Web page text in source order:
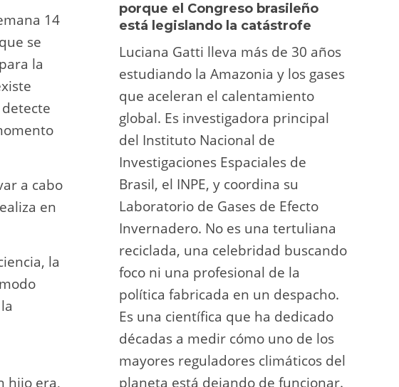
14
se
la
a cabo
en
la
hijo era,
porque el Congreso brasileño
está legislando la catástrofe
Luciana Gatti lleva más de 30 años
estudiando la Amazonia y los gases
que aceleran el calentamiento
global. Es investigadora principal
del Instituto Nacional de
Investigaciones Espaciales de
Brasil, el INPE, y coordina su
Laboratorio de Gases de Efecto
Invernadero. No es una tertuliana
reciclada, una celebridad buscando
foco ni una profesional de la
política fabricada en un despacho.
Es una científica que ha dedicado
décadas a medir cómo uno de los
mayores reguladores climáticos del
planeta está dejando de funcionar.